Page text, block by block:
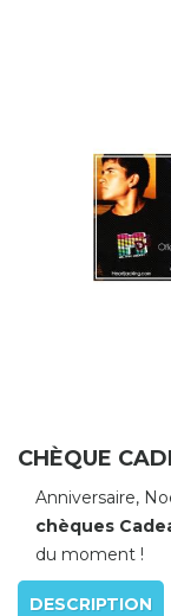
CHÈQUE
Anniversaire,
chèques
du moment !
DESCRIPTION